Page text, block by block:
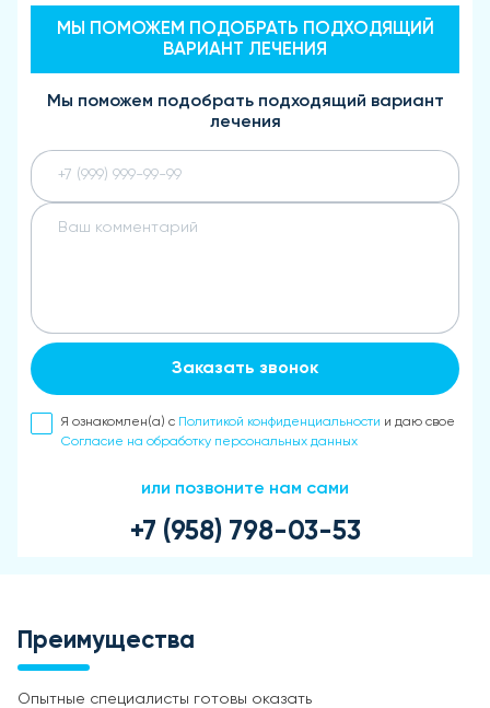
МЫ ПОМОЖЕМ ПОДОБРАТЬ ПОДХОДЯЩИЙ
ВАРИАНТ ЛЕЧЕНИЯ
Мы поможем подобрать подходящий вариант
лечения
Заказать звонок
Я ознакомлен(а) с Политикой конфиденциальности и даю свое
Согласие на обработку персональных данных
или позвоните нам сами
+7 (958) 798-03-53
Преимущества
Опытные специалисты готовы оказать